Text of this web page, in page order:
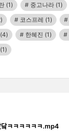
(1) 중고나라 (1)
코스프레 (1)
(4) 한혜진 (1)
(1)
ㅋㅋㅋㅋㅋㅋ.mp4